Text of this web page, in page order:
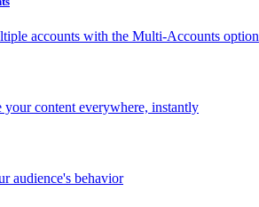
accounts with the Multi-Accounts option
your content everywhere, instantly
audience's behavior